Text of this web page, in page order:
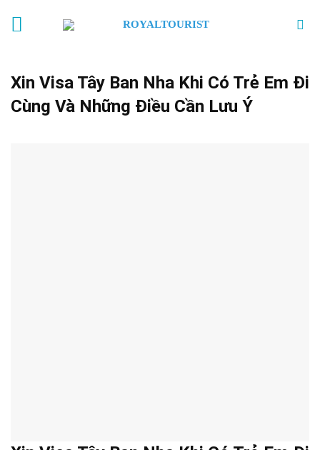
Xin Visa Tây Ban Nha Khi Có Trẻ Em Đi
Cùng Và Những Điều Cần Lưu Ý